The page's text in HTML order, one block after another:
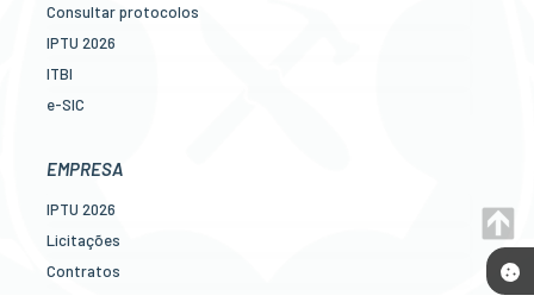
Consultar protocolos
IPTU 2026
ITBI
e-SIC
Legislação
EMPRESA
IPTU 2026
Licitações
Contratos